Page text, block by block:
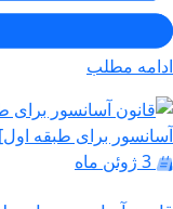
ادامه مطلب